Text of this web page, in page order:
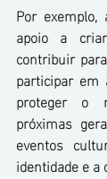
Por
apoio a
contribuir
participar em
proteger o
próximas
eventos
identidade e a